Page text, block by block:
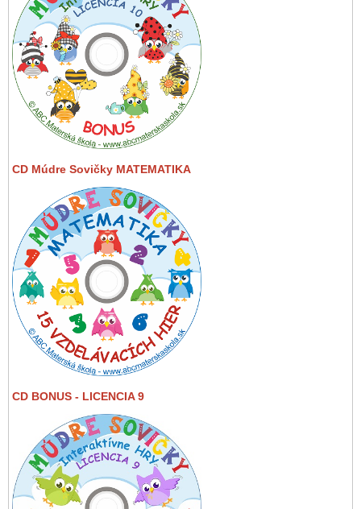
CD Múdre Sovičky MATEMATIKA
CD BONUS - LICENCIA 9